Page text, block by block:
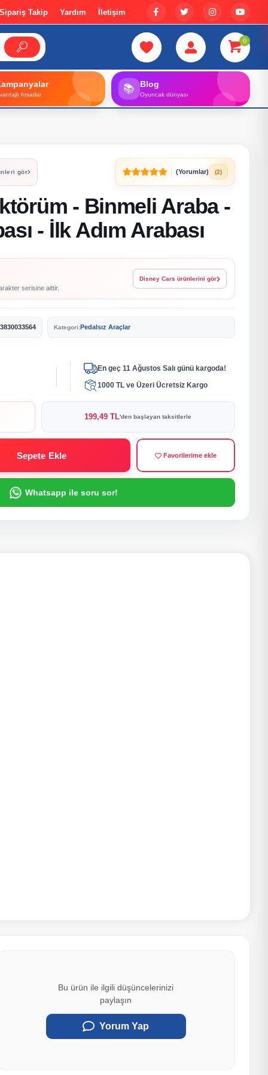
Sipariş Takip Yardım İletişim
0
fırsatlar 📚 Blog
Oyuncak dünyası
gör (Yorumlar) (2)
- Binmeli Araba -
- İlk Adım Arabası
serisine aittir.
Disney Cars ürünlerini gör
Kategori:Pedalsız Araçlar
En geç 11 Ağustos Salı günü kargoda!
1000 TL ve Üzeri Ücretsiz Kargo
199,49 TL'den başlayan taksitlerle
Sepete Ekle Favorilerime ekle
Whatsapp ile soru sor!
Bu ürün ile ilgili düşüncelerinizi
paylaşın
Yorum Yap